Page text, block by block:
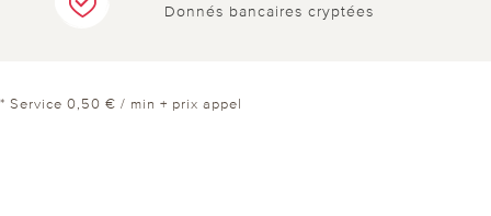
Donnés bancaires cryptées
* Service 0,50 € / min + prix appel